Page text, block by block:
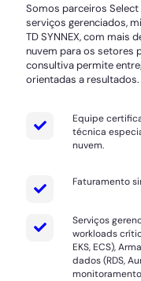
Somos parceiros
serviços gerenciados,
TD SYNNEX, com mais
nuvem para os setores
consultiva permite
orientadas a resultados.
Equipe
técnica
nuvem.
Faturamento
Serviços
workloads
EKS, ECS),
dados (RDS,